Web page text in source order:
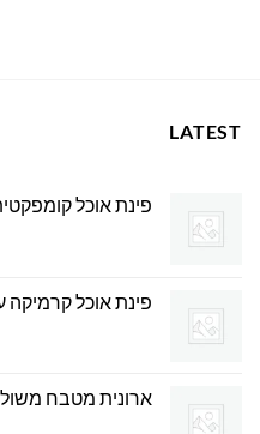
LATEST
פינת אוכל קומפקטית עם 4
פינת אוכל קרמיקה עם 4
ארונית מטבח